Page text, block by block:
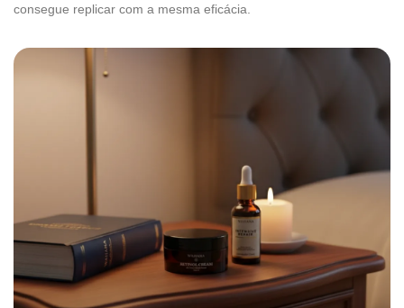
consegue replicar com a mesma eficácia.